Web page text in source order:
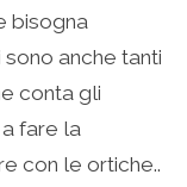
bisogna
anche tanti
conta gli
fare la
con le ortiche..